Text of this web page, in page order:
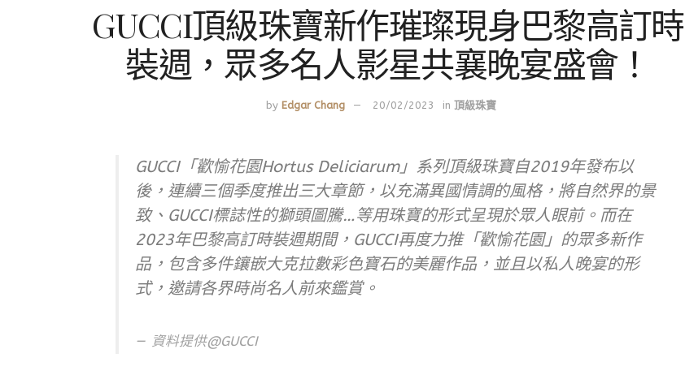
GUCCI頂級珠寶新作璀璨現身巴黎高訂時
裝週，眾多名人影星共襄晚宴盛會！
by Edgar Chang 20/02/2023 in 頂級珠寶
GUCCI「歡愉花園Hortus Deliciarum」系列頂級珠寶自2019年發布以
後，連續三個季度推出三大章節，以充滿異國情調的風格，將自然界的景
致、GUCCI標誌性的獅頭圖騰…等用珠寶的形式呈現於眾人眼前。而在
2023年巴黎高訂時裝週期間，GUCCI再度力推「歡愉花園」的眾多新作
品，包含多件鑲嵌大克拉數彩色寶石的美麗作品，並且以私人晚宴的形
式，邀請各界時尚名人前來鑑賞。
資料提供@GUCCI